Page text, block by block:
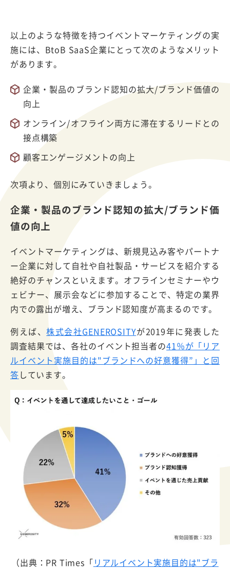
以上のような特徴を持つイベントマーケティングの実
施には、BtoB SaaS企業にとって次のようなメリット
があります。
企業・製品のブランド認知の拡大/ブランド価値の
向上
オンライン/オフライン両方に滞在するリードとの
接点構築
顧客エンゲージメントの向上
次項より、個別にみていきましょう。
企業・製品のブランド認知の拡大/ブランド価
値の向上
イベントマーケティングは、新規見込み客やパートナ
ー企業に対して自社や自社製品・サービスを紹介する
絶好のチャンスといえます。オフラインセミナーやウ
ェビナー、展示会などに参加することで、特定の業界
内での露出が増え、ブランド認知度が高まるのです。
例えば、株式会社GENEROSITYが2019年に発表した
調査結果では、各社のイベント担当者の41％が「リア
ルイベント実施目的は"ブランドへの好意獲得”」と回
答しています。
（出典：PR Times「リアルイベント実施目的は"ブラ